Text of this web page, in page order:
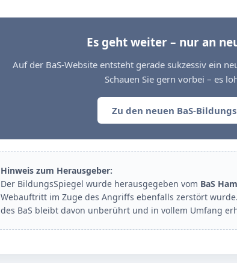
Es geht weiter – nur an
Auf der BaS-Website entsteht gerade sukzessiv ein
Schauen Sie gern vorbei – es
Zu den neuen BaS-
Hinweis zum Herausgeber:
Der BildungsSpiegel wurde herausgegeben vom BaS
Webauftritt im Zuge des Angriffs ebenfalls zerstört
des BaS bleibt davon unberührt und in vollem Umfang